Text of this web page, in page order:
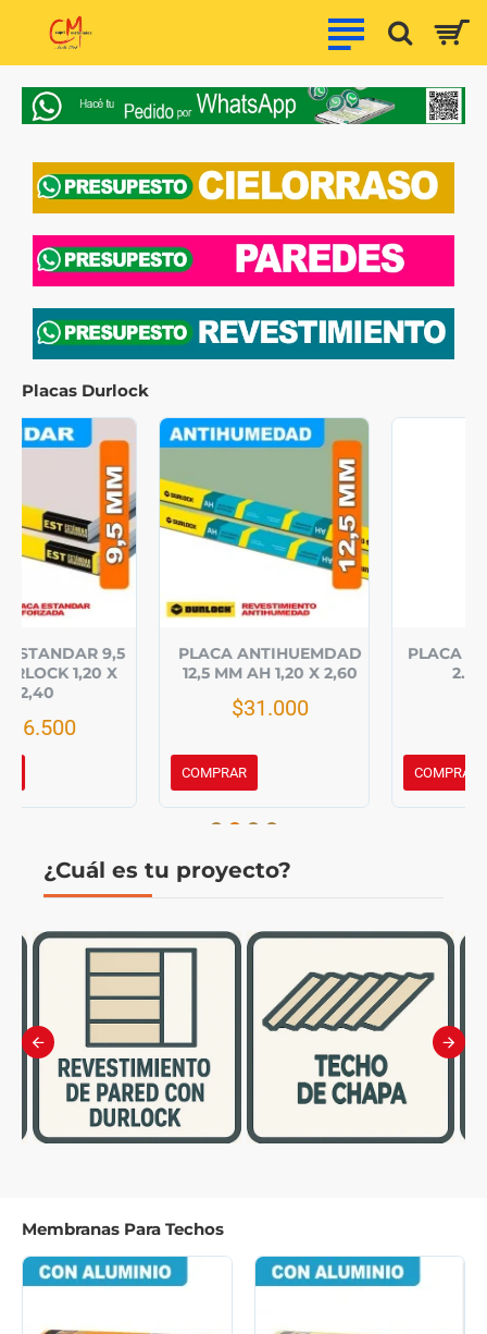
Capri
Materiales
Placas Durlock
PLACA ANTIHUEMDAD
12,5 MM AH 1,20 X 2,60
PLACA CIEL 7 MM 1.20 X
2.40 X 7 MM.
¿Cuál es tu proyecto?
Membranas Para Techos